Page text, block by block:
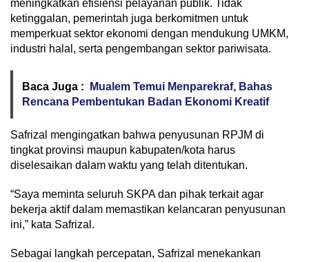
meningkatkan efisiensi pelayanan publik. Tidak
ketinggalan, pemerintah juga berkomitmen untuk
memperkuat sektor ekonomi dengan mendukung UMKM,
industri halal, serta pengembangan sektor pariwisata.
Baca Juga :
Mualem Temui Menparekraf, Bahas
Rencana Pembentukan Badan Ekonomi Kreatif
Safrizal mengingatkan bahwa penyusunan RPJM di
tingkat provinsi maupun kabupaten/kota harus
diselesaikan dalam waktu yang telah ditentukan.
“Saya meminta seluruh SKPA dan pihak terkait agar
bekerja aktif dalam memastikan kelancaran penyusunan
ini,” kata Safrizal.
Sebagai langkah percepatan, Safrizal menekankan